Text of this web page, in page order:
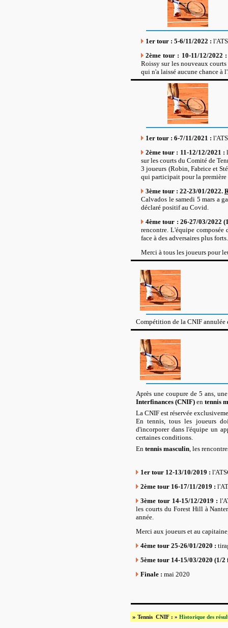
1er tour : 5-6/11/2022 :
2ème tour : 10-11/12/2022
Roissy sur les nouveaux
qui n'a laissé aucune chance à
1er tour : 6-7/11/2021 :
2ème tour : 11-12/12/2021 :
sur les courts du Comité de
3 joueurs (Robin, Fabrice et
qui participait pour la première
3ème tour : 22-23/01/2022.
Calvados le samedi 5 mars a
déclaré positif au Covid.
4ème tour : 26-27/03/2022
rencontre. L'équipe composée
face à des adversaires plus forts.
Merci à tous les joueurs pour
Compétition de la CNIF annulée
Après une coupure de 5 ans,
Interfinances (CNIF) en tennis
La CNIF est réservée
En tennis, tous les joueurs
d'incorporer dans l'équipe un
certaines conditions.
En tennis masculin, les
1er tour 12-13/10/2019 :
2ème tour 16-17/11/2019 :
3ème tour 14-15/12/2019 :
les courts du Forest Hill à
année.
Merci aux joueurs et au
4ème tour 25-26/01/2020 :
5ème tour 14-15/03/2020 (1/
Finale : mai 2020
» Tennis CNIF : » Historique des